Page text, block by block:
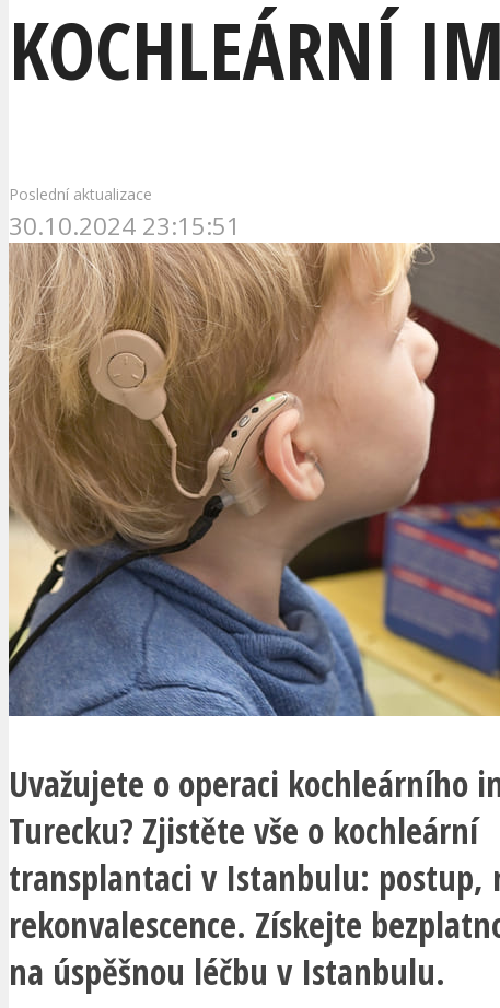
KOCHLEÁRNÍ
Poslední aktualizace
30.10.2024 23:15:51
Uvažujete o operaci kochleárního
Turecku? Zjistěte vše o kochleární
transplantaci v Istanbulu: postup,
rekonvalescence. Získejte
na úspěšnou léčbu v Istanbulu.